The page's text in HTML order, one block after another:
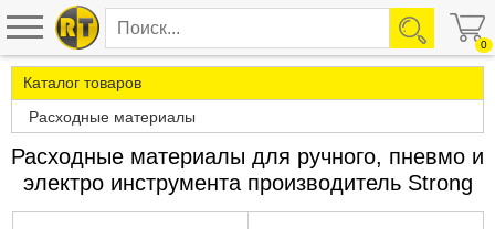
0
Каталог товаров
Расходные материалы
Расходные материалы для ручного, пневмо и
электро инструмента производитель Strong